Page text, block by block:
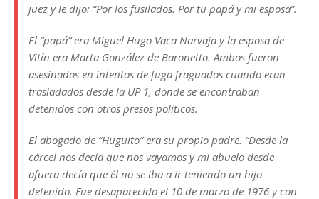
juez y le dijo: “Por los fusilados. Por tu papá y mi esposa”.
El “papá” era Miguel Hugo Vaca Narvaja y la esposa de
Vitín era Marta González de Baronetto. Ambos fueron
asesinados en intentos de fuga fraguados cuando eran
trasladados desde la UP 1, donde se encontraban
detenidos con otros presos políticos.
El abogado de “Huguito” era su propio padre. “Desde la
cárcel nos decía que nos vayamos y mi abuelo desde
afuera decía que él no se iba a ir teniendo un hijo
detenido. Fue desaparecido el 10 de marzo de 1976 y con